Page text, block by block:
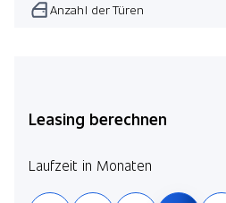
Anzahl der Türen
Leasing berechnen
Laufzeit in Monaten